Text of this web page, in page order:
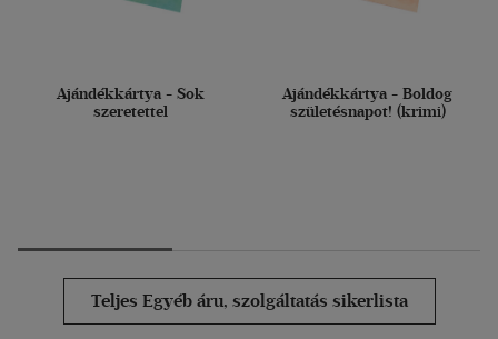
Ajándékkártya - Sok
szeretettel
Ajándékkártya - Boldog
születésnapot! (krimi)
Teljes Egyéb áru, szolgáltatás sikerlista